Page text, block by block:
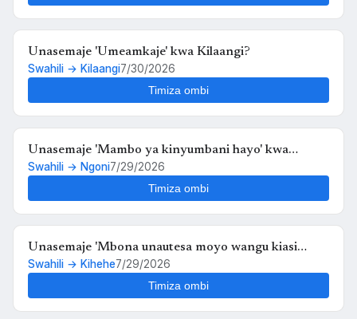
Unasemaje 'Umeamkaje' kwa Kilaangi?
Swahili → Kilaangi7/30/2026
Timiza ombi
Unasemaje 'Mambo ya kinyumbani hayo' kwa
Ngoni?
Swahili → Ngoni7/29/2026
Timiza ombi
Unasemaje 'Mbona unautesa moyo wangu kiasi
hiko,,au kosa langu ni upendo wangu kwako' kwa
Swahili → Kihehe7/29/2026
Timiza ombi